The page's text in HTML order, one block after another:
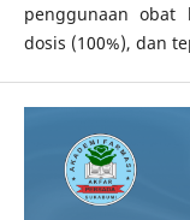
penggunaan obat
dosis (100%), dan